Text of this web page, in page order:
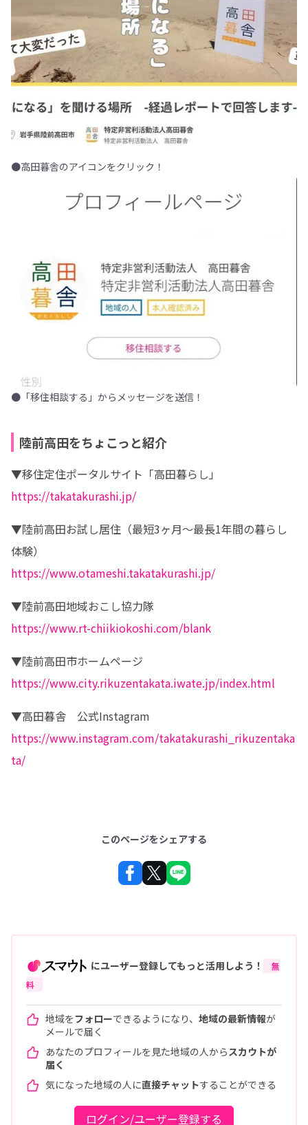
●高田暮舎のアイコンをクリック！
●「移住相談する」からメッセージを送信！
陸前高田をちょこっと紹介
https://takatakurashi.jp/
▼陸前高田お試し居住（最短3ヶ月～最長1年間の暮らし
https://www.otameshi.takatakurashi.jp/
https://www.rt-chiikiokoshi.com/blank
https://www.city.rikuzentakata.iwate.jp/index.html
https://www.instagram.com/takatakurashi_rikuzentaka
ta/
このページをシェアする
にユーザー登録してもっと活用しよう！
無
料
地域をフォローできるようになり、 地域の最新情報が
メールで届く
あなたのプロフィールを見た地域の人から スカウトが
届く
気になった地域の人に直接チャットすることができる
ログイン/ユーザー登録する